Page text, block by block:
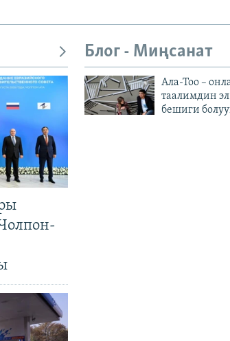
Блог - Миңсанат
Ала-Тоо –
таалимдин
бешиги